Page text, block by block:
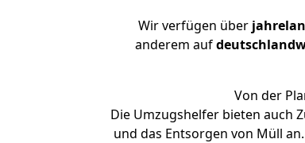
Wir verfügen über
anderem auf
Von der
Die Umzugshelfer bieten auch
und das Entsorgen von Müll